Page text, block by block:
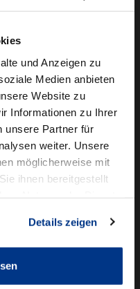
und Anzeigen zu
Medien anbieten
Website zu
Informationen zu Ihrer
unsere Partner für
weiter. Unsere
möglicherweise mit
ihnen bereitgestellt
Details zeigen
Schmidt auf
Schmidt
Autowelt
Schmidt